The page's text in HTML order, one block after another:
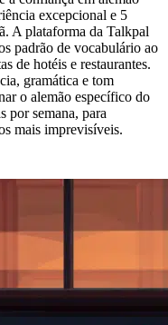
excepcional e 5
A plataforma da Talkpal
padrão de vocabulário ao
de hotéis e restaurantes.
gramática e tom
o alemão específico do
por semana, para
mais imprevisíveis.